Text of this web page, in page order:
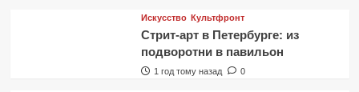
Искусство Культфронт
Стрит-арт в Петербурге: из
подворотни в павильон
1 год тому назад 0